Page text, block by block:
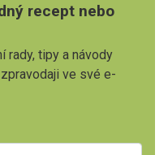
recept nebo
rady, tipy a návody
ve své e-